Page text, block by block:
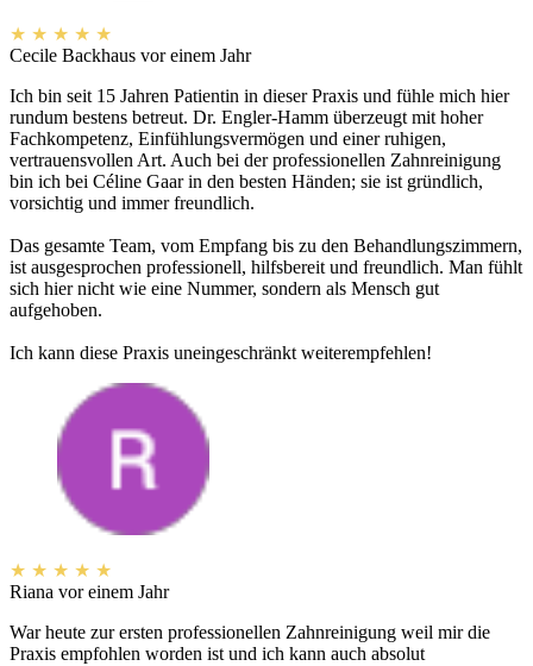
★ ★ ★ ★ ★
Cecile Backhaus vor einem Jahr
Ich bin seit 15 Jahren Patientin in dieser Praxis und fühle mich hier
rundum bestens betreut. Dr. Engler-Hamm überzeugt mit hoher
Fachkompetenz, Einfühlungsvermögen und einer ruhigen,
vertrauensvollen Art. Auch bei der professionellen Zahnreinigung
bin ich bei Céline Gaar in den besten Händen; sie ist gründlich,
vorsichtig und immer freundlich.
Das gesamte Team, vom Empfang bis zu den Behandlungszimmern,
ist ausgesprochen professionell, hilfsbereit und freundlich. Man fühlt
sich hier nicht wie eine Nummer, sondern als Mensch gut
aufgehoben.
Ich kann diese Praxis uneingeschränkt weiterempfehlen!
★ ★ ★ ★ ★
Riana vor einem Jahr
War heute zur ersten professionellen Zahnreinigung weil mir die
Praxis empfohlen worden ist und ich kann auch absolut